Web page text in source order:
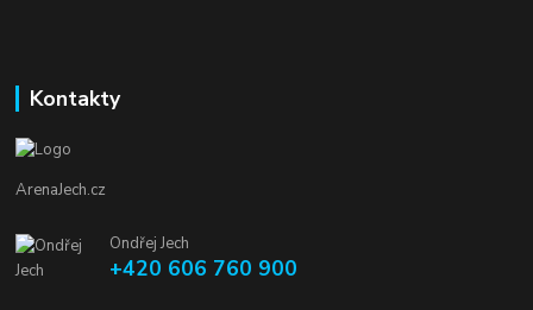
Kontakty
ArenaJech.cz
Ondřej Jech
+420 606 760 900